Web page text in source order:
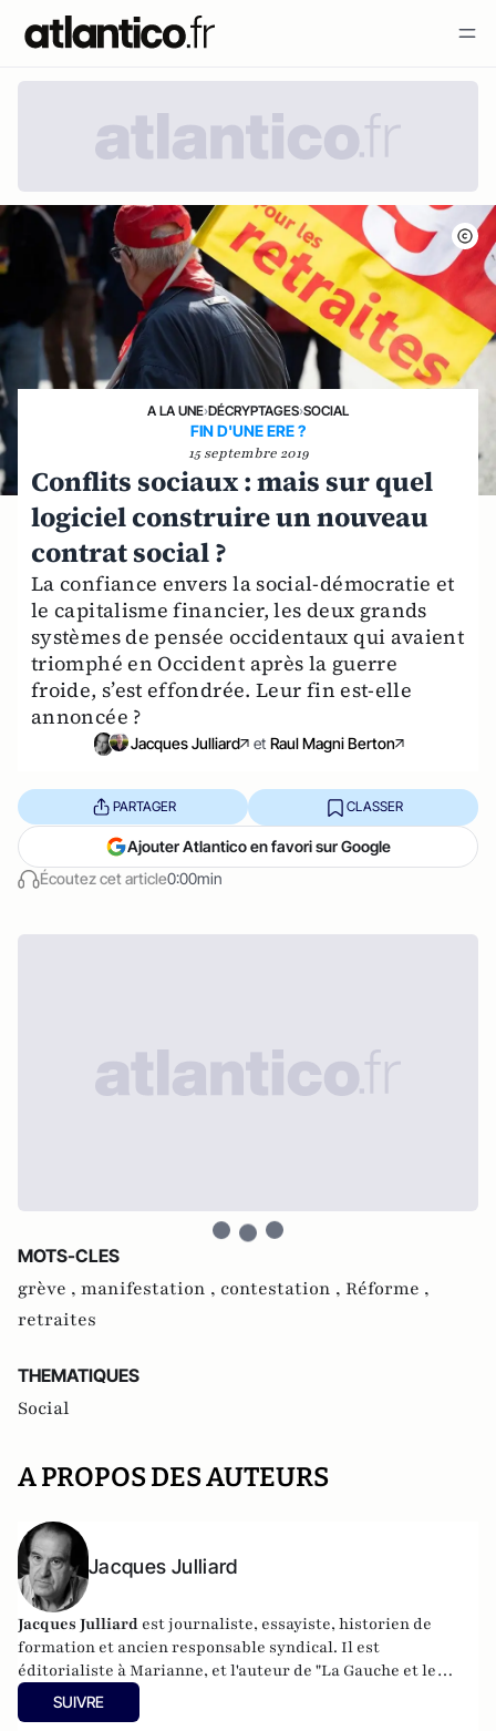
A LA UNE›DÉCRYPTAGES›SOCIAL
FIN D'UNE ERE ?
15 septembre 2019
Conflits sociaux : mais sur quel
logiciel construire un nouveau
contrat social ?
La confiance envers la social-démocratie et
le capitalisme financier, les deux grands
systèmes de pensée occidentaux qui avaient
triomphé en Occident après la guerre
froide, s’est effondrée. Leur fin est-elle
annoncée ?
Jacques Julliard et Raul Magni Berton
Écoutez cet article0:00min
PARTAGER CLASSER
Ajouter Atlantico en favori sur Google
MOTS-CLES
grève , manifestation , contestation , Réforme ,
retraites
THEMATIQUES
Social
A PROPOS DES AUTEURS
Jacques Julliard
Jacques Julliard est journaliste, essayiste, historien de
formation et ancien responsable syndical. Il est
éditorialiste à Marianne, et l'auteur de "La Gauche et le
peuple" aux éditions Flammarion
SUIVRE